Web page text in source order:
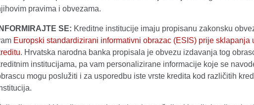
pravima i obvezama.
INFORMIRAJTE SE: Kreditne institucije imaju propisanu zakonsku
Europski standardizirani informativni obrazac (ESIS) prije sklapanja
. Hrvatska narodna banka propisala je obvezu izdavanja tog
institucijama, pa vam personalizirane informacije koje se
mogu poslužiti i za usporedbu iste vrste kredita kod različitih